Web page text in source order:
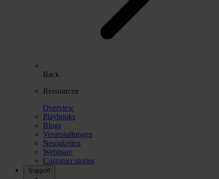
Back
Ressourcen
Overview
Playbooks
Blogs
Veranstaltungen
Neuigkeiten
Webinare
Customer stories
Support